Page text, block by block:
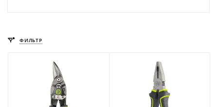
ФИЛЬТР